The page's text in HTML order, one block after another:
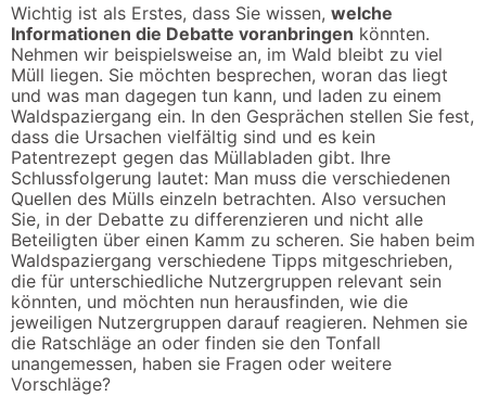
Wichtig ist als Erstes, dass Sie wissen, welche
Informationen die Debatte voranbringen könnten.
Nehmen wir beispielsweise an, im Wald bleibt zu viel
Müll liegen. Sie möchten besprechen, woran das liegt
und was man dagegen tun kann, und laden zu einem
Waldspaziergang ein. In den Gesprächen stellen Sie fest,
dass die Ursachen vielfältig sind und es kein
Patentrezept gegen das Müllabladen gibt. Ihre
Schlussfolgerung lautet: Man muss die verschiedenen
Quellen des Mülls einzeln betrachten. Also versuchen
Sie, in der Debatte zu differenzieren und nicht alle
Beteiligten über einen Kamm zu scheren. Sie haben beim
Waldspaziergang verschiedene Tipps mitgeschrieben,
die für unterschiedliche Nutzergruppen relevant sein
könnten, und möchten nun herausfinden, wie die
jeweiligen Nutzergruppen darauf reagieren. Nehmen sie
die Ratschläge an oder finden sie den Tonfall
unangemessen, haben sie Fragen oder weitere
Vorschläge?